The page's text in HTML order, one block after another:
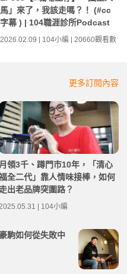
馬」來了，我該走嗎？！ (#cc
字幕 ) | 104職涯診所Podcast
2026.02.09 | 104小編 | 20660觀看數
更多訂閱內容
月領3千、蹲門市10年，「清心
全二代」靠人情味接棒，如何
走出老品牌突圍路？
| 104小編
駒如何從失敗中